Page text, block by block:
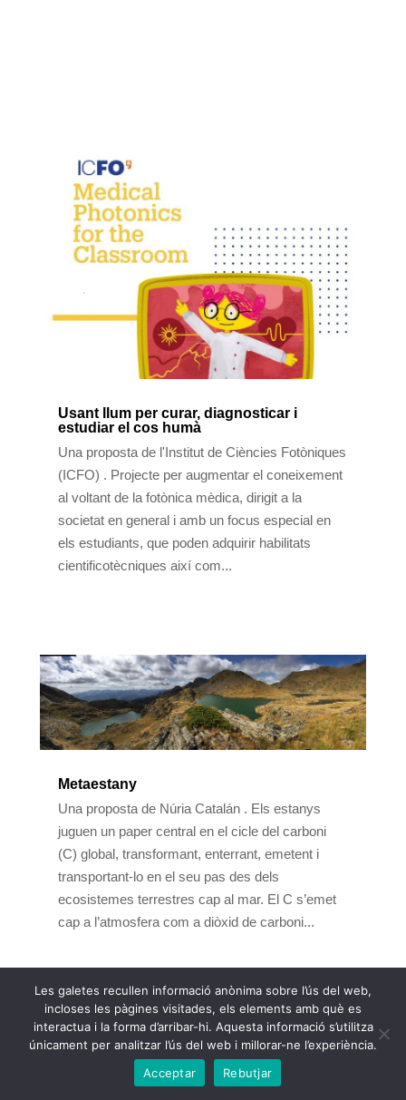
Usant llum per curar, diagnosticar i
estudiar el cos humà
Una proposta de l'Institut de Ciències Fotòniques
(ICFO) . Projecte per augmentar el coneixement
al voltant de la fotònica mèdica, dirigit a la
societat en general i amb un focus especial en
els estudiants, que poden adquirir habilitats
cientificotècniques així com...
Metaestany
Una proposta de Núria Catalán . Els estanys
juguen un paper central en el cicle del carboni
(C) global, transformant, enterrant, emetent i
transportant-lo en el seu pas des dels
ecosistemes terrestres cap al mar. El C s’emet
cap a l’atmosfera com a diòxid de carboni...
Les galetes recullen informació anònima sobre l’ús del web,
incloses les pàgines visitades, els elements amb què es
interactua i la forma d’arribar-hi. Aquesta informació s’utilitza
únicament per analitzar l’ús del web i millorar-ne l’experiència.
Acceptar
Rebutjar